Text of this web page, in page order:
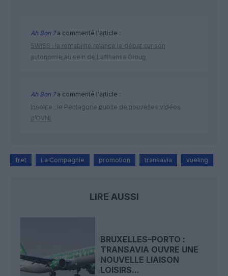
Ah Bon ?a commenté l'article :
SWISS : la rentabilité relance le débat sur son
autonomie au sein de Lufthansa Group
Ah Bon ?a commenté l'article :
Insolite : le Pentagone publie de nouvelles vidéos
d’OVNI
fret La Compagnie promotion transavia vueling
LIRE AUSSI
BRUXELLES–PORTO :
TRANSAVIA OUVRE UNE
NOUVELLE LIAISON
LOISIRS...